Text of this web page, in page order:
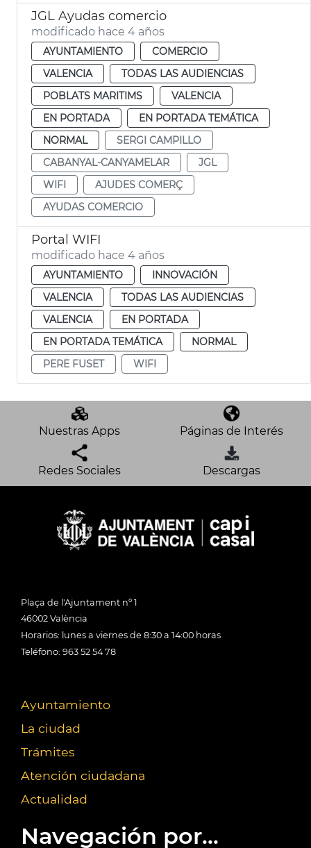
JGL Ayudas comercio
modificado hace 4 años
AYUNTAMIENTO
COMERCIO
VALENCIA
TODAS LAS AUDIENCIAS
POBLATS MARITIMS
VALENCIA
EN PORTADA
EN PORTADA TEMÁTICA
NORMAL
SERGI CAMPILLO
CABANYAL-CANYAMELAR
JGL
WIFI
AJUDES COMERÇ
AYUDAS COMERCIO
Portal WIFI
modificado hace 4 años
AYUNTAMIENTO
INNOVACIÓN
VALENCIA
TODAS LAS AUDIENCIAS
VALENCIA
EN PORTADA
EN PORTADA TEMÁTICA
NORMAL
PERE FUSET
WIFI
Nuestras Apps Páginas de Interés
Redes Sociales Descargas
Plaça de l'Ajuntament nº 1
46002 València
Horarios: lunes a viernes de 8:30 a 14:00 horas
Teléfono: 963 52 54 78
Ayuntamiento
La ciudad
Trámites
Atención ciudadana
Actualidad
Navegación por...